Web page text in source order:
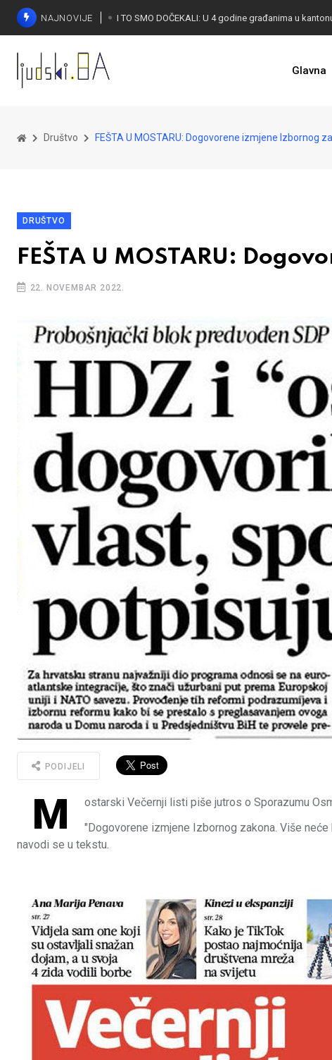
NAJNOVIJE
KONAKOVIĆ PALI ALARM: Otvoreno pismo UN-u
Glavna
Društvo FEŠTA U MOSTARU: Dogovorene izmjene Izbornog
DRUŠTVO
FEŠTA U MOSTARU:
22. NOVEMBAR 2022.
PODIJELI
M
ostarski Večernji listi piše jutros o Sporazumu
"Dogovorene izmjene Izbornog zakona. Više
navodi se u tekstu.